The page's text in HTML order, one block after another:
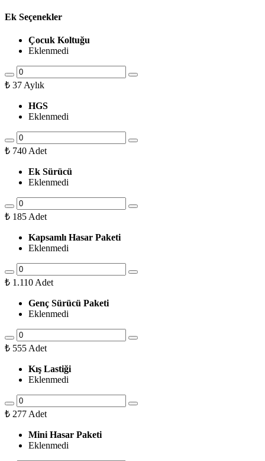
Ek Seçenekler
Çocuk Koltuğu
Eklenmedi
₺ 37 Aylık
HGS
Eklenmedi
₺ 740 Adet
Ek Sürücü
Eklenmedi
₺ 185 Adet
Kapsamlı Hasar Paketi
Eklenmedi
₺ 1.110 Adet
Genç Sürücü Paketi
Eklenmedi
₺ 555 Adet
Kış Lastiği
Eklenmedi
₺ 277 Adet
Mini Hasar Paketi
Eklenmedi